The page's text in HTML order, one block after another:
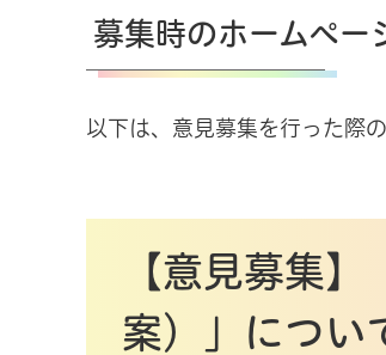
募集時のホームペー
以下は、意見募集を行った際
【意見募集
案）」につい